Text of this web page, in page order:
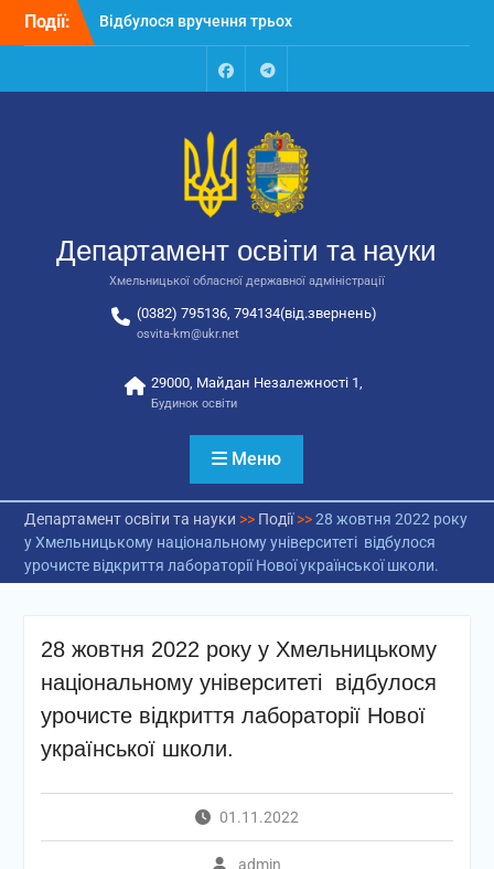
Перейти
Події:
Відбулося вручення трьох
Відбулося засідання
освіти та науки обласної
державної адміністрації
Відбулась обласна
відповідальних за
національно-патріотичне
виховання
FacebookTalegram
Департамент освіти та науки
Хмельницької обласної державної адміністрації
(0382) 795136, 794134(від.звернень)
osvita-km@ukr.net
29000, Майдан Незалежності 1,
Будинок освіти
Меню
Департамент освіти та науки >> Події>>28 жовтня 2022 року
у Хмельницькому національному університеті відбулося
урочисте відкриття лабораторії Нової української школи.
28 жовтня 2022 року у Хмельницькому
національному університеті відбулося
урочисте відкриття лабораторії Нової
української школи.
01.11.2022
admin